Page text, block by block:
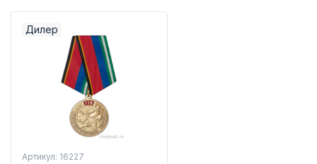
Дилер
Артикул: 16227